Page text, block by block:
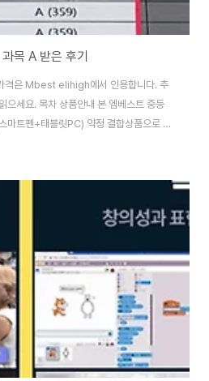
목 A 받은 후기
격은 Mbest elihigh에서 인용합니다. 추
으세요. 목차 상품안내 본 엠베스트 중등
마트펜+태블릿PC) 약정 결합상품으로 약
금액을 지불하고 해당 상품의 서비스를
2300). 약정상품은 이용 중 다른 약정상
제한됩니다. 상품 문의 사이트는 여기서